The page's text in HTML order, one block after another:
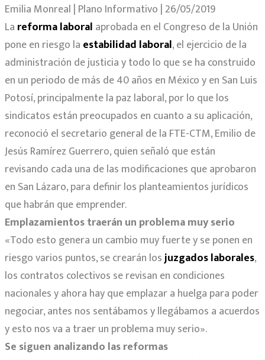
Emilia Monreal | Plano Informativo | 26/05/2019
La reforma laboral aprobada en el Congreso de la Unión
pone en riesgo la estabilidad laboral, el ejercicio de la
administración de justicia y todo lo que se ha construido
en un periodo de más de 40 años en México y en San Luis
Potosí, principalmente la paz laboral, por lo que los
sindicatos están preocupados en cuanto a su aplicación,
reconoció el secretario general de la FTE-CTM, Emilio de
Jesús Ramírez Guerrero, quien señaló que están
revisando cada una de las modificaciones que aprobaron
en San Lázaro, para definir los planteamientos jurídicos
que habrán que emprender.
Emplazamientos traerán un problema muy serio
«Todo esto genera un cambio muy fuerte y se ponen en
riesgo varios puntos, se crearán losjuzgados laborales,
los contratos colectivos se revisan en condiciones
nacionales y ahora hay que emplazar a huelga para poder
negociar, antes nos sentábamos y llegábamos a acuerdos
y esto nos va a traer un problema muy serio».
Se siguen analizando las reformas